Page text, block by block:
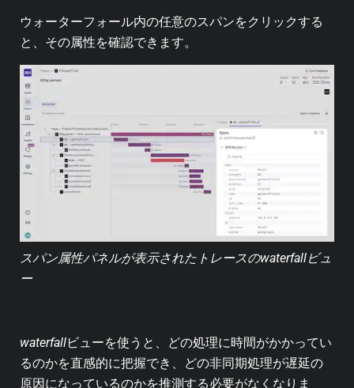
ウォーターフォール内の任意のスパンをクリックする
と、その属性を確認できます。
スパン属性パネルが表示されたトレースのwaterfallビュ
ー
waterfallビューを使うと、どの処理に時間がかかってい
るのかを直感的に把握でき、どの非同期処理が遅延の
原因になっているのかを推測する必要がなくなりま